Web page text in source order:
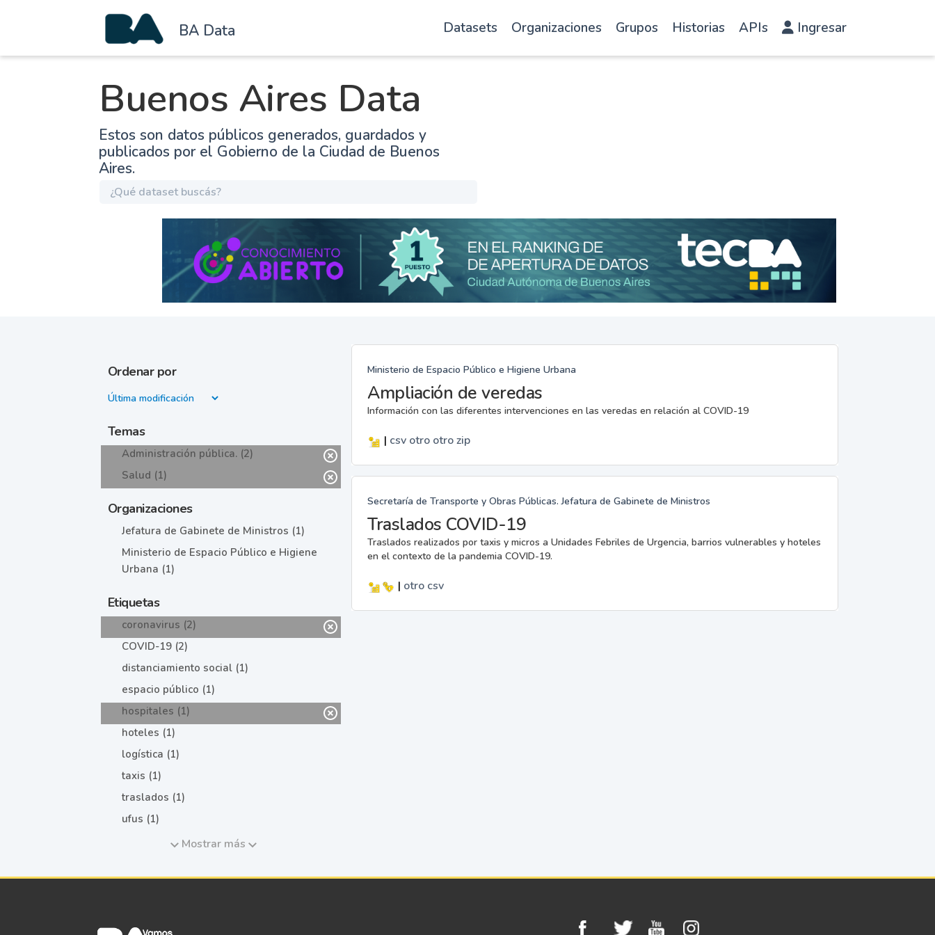
BA Data Datasets Organizaciones Grupos Historias APIs Ingresar
Buenos Aires Data
Estos son datos públicos generados, guardados y
publicados por el Gobierno de la Ciudad de Buenos
Aires.
Ordenar por
Temas
Administración pública. (2)
Salud (1)
Organizaciones
Jefatura de Gabinete de Ministros (1)
Ministerio de Espacio Público e Higiene
Urbana (1)
Etiquetas
coronavirus (2)
COVID-19 (2)
distanciamiento social (1)
espacio público (1)
hospitales (1)
hoteles (1)
logística (1)
taxis (1)
traslados (1)
ufus (1)
Mostrar más
Ministerio de Espacio Público e Higiene Urbana
Ampliación de veredas
Información con las diferentes intervenciones en las veredas en relación al COVID-19
| csv otro otrozip
Secretaría de Transporte y Obras Públicas. Jefatura de Gabinete de Ministros
Traslados COVID-19
Traslados realizados por taxis y micros a Unidades Febriles de Urgencia, barrios vulnerables y hoteles
en el contexto de la pandemia COVID-19.
| otro csv